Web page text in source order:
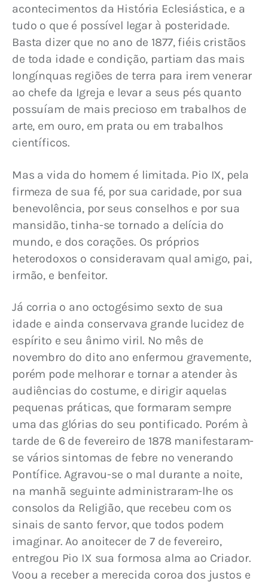
acontecimentos da História Eclesiástica, e a
tudo o que é possível legar à posteridade.
Basta dizer que no ano de 1877, fiéis cristãos
de toda idade e condição, partiam das mais
longínquas regiões de terra para irem venerar
ao chefe da Igreja e levar a seus pés quanto
possuíam de mais precioso em trabalhos de
arte, em ouro, em prata ou em trabalhos
científicos.
Mas a vida do homem é limitada. Pio IX, pela
firmeza de sua fé, por sua caridade, por sua
benevolência, por seus conselhos e por sua
mansidão, tinha-se tornado a delícia do
mundo, e dos corações. Os próprios
heterodoxos o consideravam qual amigo, pai,
irmão, e benfeitor.
Já corria o ano octogésimo sexto de sua
idade e ainda conservava grande lucidez de
espírito e seu ânimo viril. No mês de
novembro do dito ano enfermou gravemente,
porém pode melhorar e tornar a atender às
audiências do costume, e dirigir aquelas
pequenas práticas, que formaram sempre
uma das glórias do seu pontificado. Porém à
tarde de 6 de fevereiro de 1878 manifestaram-
se vários sintomas de febre no venerando
Pontífice. Agravou-se o mal durante a noite,
na manhã seguinte administraram-lhe os
consolos da Religião, que recebeu com os
sinais de santo fervor, que todos podem
imaginar. Ao anoitecer de 7 de fevereiro,
entregou Pio IX sua formosa alma ao Criador.
Voou a receber a merecida coroa dos justos e